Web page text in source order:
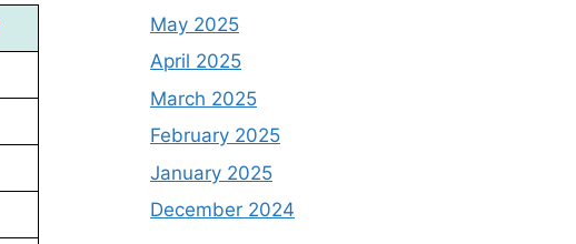
May 2025
April 2025
March 2025
February 2025
January 2025
December 2024